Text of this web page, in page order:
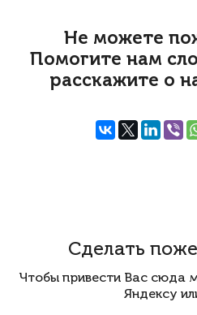
Не можете
Помогите нам
расскажите о
Сделать
Чтобы привести Вас сюда
Яндексу